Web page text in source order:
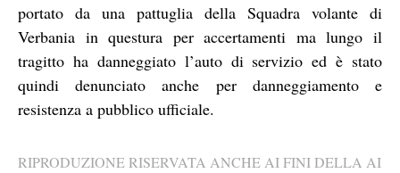
portato da una pattuglia della Squadra volante di
Verbania in questura per accertamenti ma lungo il
tragitto ha danneggiato l’auto di servizio ed è stato
quindi denunciato anche per danneggiamento e
resistenza a pubblico ufficiale.
RIPRODUZIONE RISERVATA ANCHE AI FINI DELLA AI